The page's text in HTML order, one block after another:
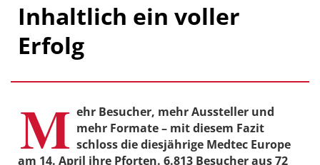
Inhaltlich ein voller
Erfolg
M ehr Besucher, mehr Aussteller und
mehr Formate – mit diesem Fazit
schloss die diesjährige Medtec ­Europe
am 14. April ihre Pforten. 6.813 Besucher aus 72